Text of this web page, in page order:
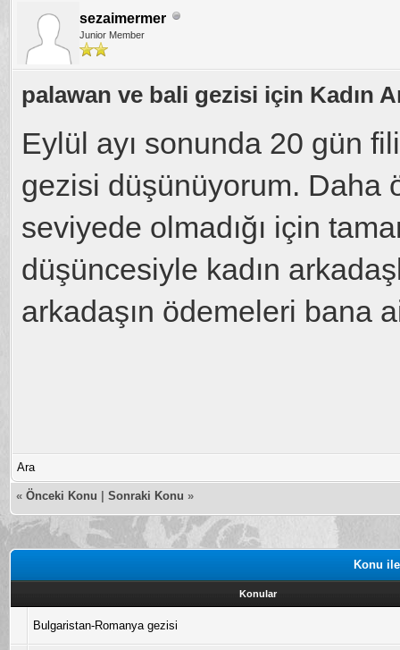
sezaimermer
Junior Member
palawan ve bali gezisi için Kadın
Eylül ayı sonunda 20 gün
gezisi düşünüyorum. Daha
seviyede olmadığı için
düşüncesiyle kadın
arkadaşın ödemeleri bana
Ara
« Önceki Konu Sonraki Konu »
Konu
Konular
Bulgaristan-Romanya gezisi